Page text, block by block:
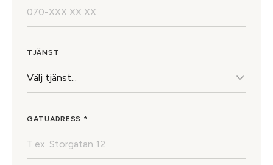
TJÄNST
GATUADRESS *